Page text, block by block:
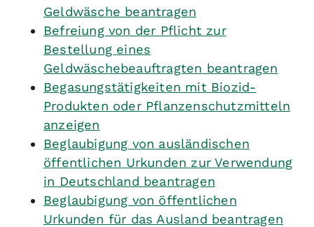
Geldwäsche beantragen
Befreiung von der Pflicht zur
Bestellung eines
Geldwäschebeauftragten beantragen
Begasungstätigkeiten mit Biozid-
Produkten oder Pflanzenschutzmitteln
anzeigen
Beglaubigung von ausländischen
öffentlichen Urkunden zur Verwendung
in Deutschland beantragen
Beglaubigung von öffentlichen
Urkunden für das Ausland beantragen